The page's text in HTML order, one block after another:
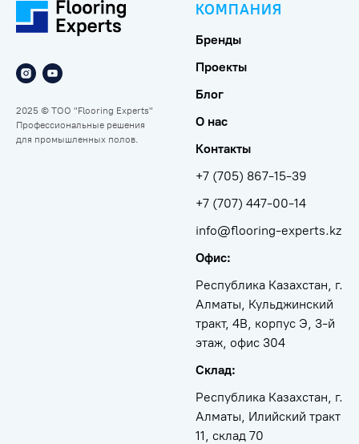
2025 © ТОО "Flooring Experts"
Профессиональные решения
для промышленных полов.
КОМПАНИЯ
Бренды
Проекты
Блог
О нас
Контакты
+7 (705) 867-15-39
+7 (707) 447-00-14
info@flooring-experts.kz
Офис:
Республика Казахстан, г.
Алматы, Кульджинский
тракт, 4В, корпус Э, 3-й
этаж, офис 304
Склад:
Республика Казахстан, г.
Алматы, Илийский тракт
11, склад 70